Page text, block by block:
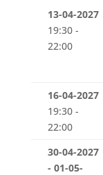
13-04-2027
19:30 -
22:00
16-04-2027
19:30 -
22:00
30-04-2027
- 01-05-